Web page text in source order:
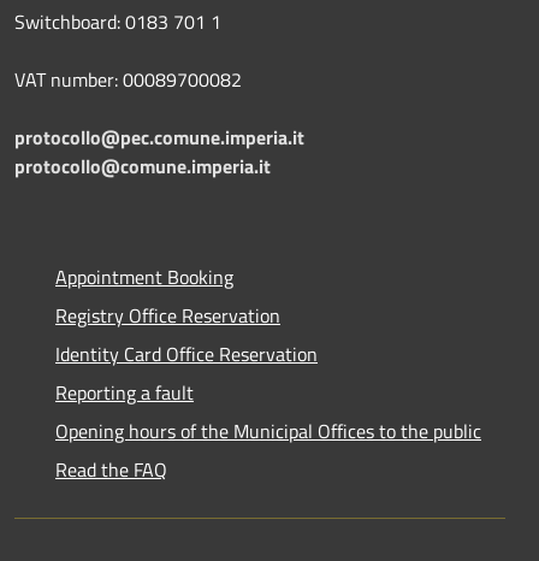
Switchboard: 0183 701 1
VAT number: 00089700082
protocollo@pec.comune.imperia.it
protocollo@comune.imperia.it
Appointment Booking
Registry Office Reservation
Identity Card Office Reservation
Reporting a fault
Opening hours of the Municipal Offices to the public
Read the FAQ